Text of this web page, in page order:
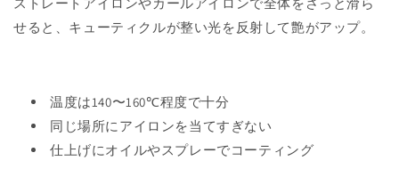
せると、キューティクルが整い光を反射して艶がアップ。
温度は140〜160℃程度で十分
同じ場所にアイロンを当てすぎない
仕上げにオイルやスプレーでコーティング